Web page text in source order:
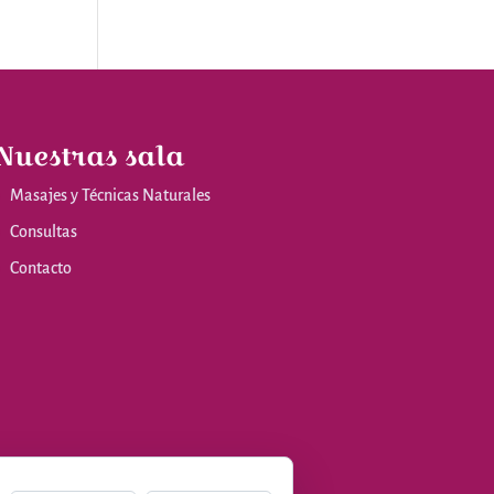
sala
Masajes y Técnicas Naturales
Consultas
Contacto